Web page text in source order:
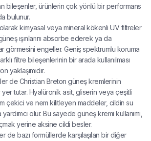
bileşenler, ürünlerin çok yönlü bir performans
bulunur.
kimyasal veya mineral kökenli UV filtreler
ışınlarını absorbe ederek ya da
görmesini engeller. Geniş spektrumlu koruma
filtre bileşenlerinin bir arada kullanılması
yaklaşımıdır.
de Christian Breton güneş kremlerinin
tutar. Hyalüronik asit, gliserin veya çeşitli
çekici ve nem kilitleyen maddeler, cildin su
olur. Bu sayede güneş kremi kullanımı,
yerine aksine cildi besler.
de bazı formüllerde karşılaşılan bir diğer